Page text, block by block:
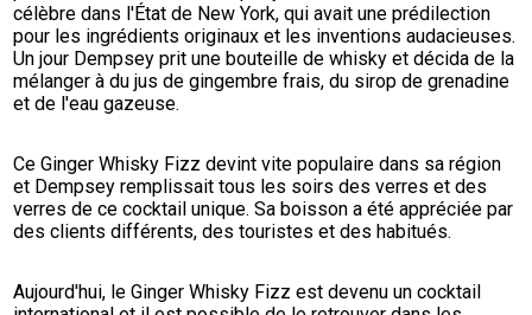
célèbre dans l'État de New York, qui avait une prédilection
pour les ingrédients originaux et les inventions audacieuses.
Un jour Dempsey prit une bouteille de whisky et décida de la
mélanger à du jus de gingembre frais, du sirop de grenadine
et de l'eau gazeuse.
Ce Ginger Whisky Fizz devint vite populaire dans sa région
et Dempsey remplissait tous les soirs des verres et des
verres de ce cocktail unique. Sa boisson a été appréciée par
des clients différents, des touristes et des habitués.
Aujourd'hui, le Ginger Whisky Fizz est devenu un cocktail